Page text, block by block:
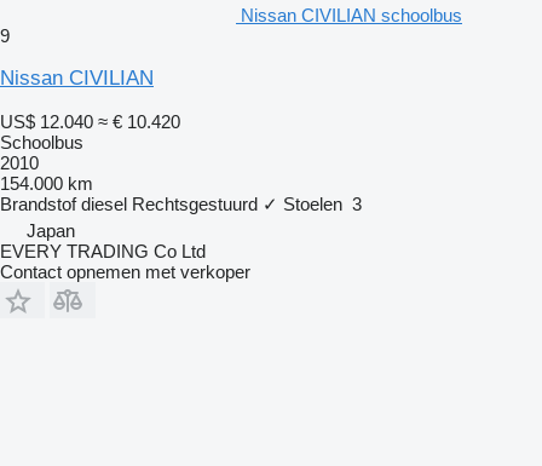
Nissan CIVILIAN schoolbus
9
Nissan CIVILIAN
US$ 12.040 ≈ € 10.420
Schoolbus
2010
154.000 km
Brandstof diesel Rechtsgestuurd ✓ Stoelen 3
Japan
EVERY TRADING Co Ltd
Contact opnemen met verkoper